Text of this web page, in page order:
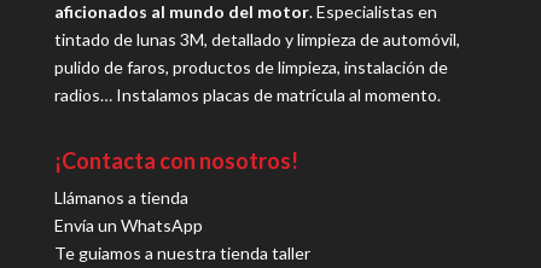
aficionados al mundo del motor. Especialistas en
tintado de lunas 3M, detallado y limpieza de automóvil,
pulido de faros, productos de limpieza, instalación de
radios… Instalamos placas de matrícula al momento.
¡Contacta con nosotros!
Llámanos a tienda
Envía un WhatsApp
Te guiamos a nuestra tienda taller